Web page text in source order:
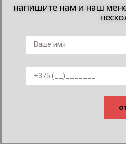
напишите нам и наш